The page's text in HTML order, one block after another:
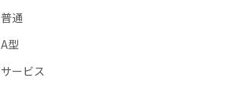
普通
A型
サービス